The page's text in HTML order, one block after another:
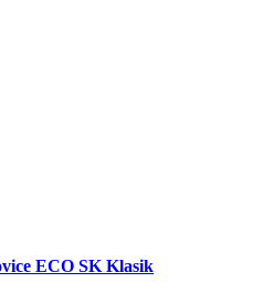
ECO SK Klasik